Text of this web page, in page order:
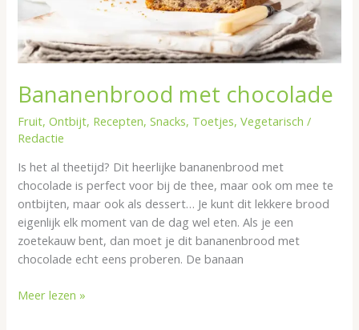
Bananenbrood met chocolade
Fruit,Ontbijt, Recepten,Snacks, Toetjes,Vegetarisch /
Redactie
Is het al theetijd? Dit heerlijke bananenbrood met
chocolade is perfect voor bij de thee, maar ook om mee te
ontbijten, maar ook als dessert… Je kunt dit lekkere brood
eigenlijk elk moment van de dag wel eten. Als je een
zoetekauw bent, dan moet je dit bananenbrood met
chocolade echt eens proberen. De banaan
Meer lezen »